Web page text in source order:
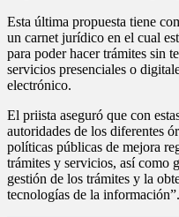
Esta última propuesta tiene
un carnet jurídico en el cual
para poder hacer trámites sin
servicios presenciales o
electrónico.
El priista aseguró que con
autoridades de los diferentes
políticas públicas de mejora
trámites y servicios, así como
gestión de los trámites y la
tecnologías de la información”.